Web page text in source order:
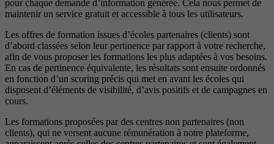
pour chaque demande d’information générée. Cela nous permet de
maintenir un service gratuit et accessible à tous les utilisateurs.
Les offres de formation issues d’écoles partenaires (clients) sont
d’abord classées selon leur pertinence par rapport à votre recherche,
afin de vous proposer les formations les plus adaptées à vos besoins.
En cas de pertinence équivalente, les résultats sont ensuite ordonnés
en fonction d’un scoring précis qui met en avant les écoles qui
disposent d’éléments de visibilité, d’avis positifs et de campagnes en
cours.
Les formations proposées par des centres non partenaires (non
clients), qui ne versent aucune rémunération à notre plateforme,